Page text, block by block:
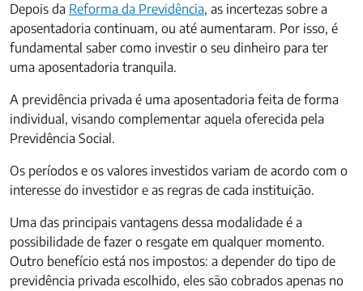
Depois da Reforma da Previdência, as incertezas sobre a
aposentadoria continuam, ou até aumentaram. Por isso, é
fundamental saber como investir o seu dinheiro para ter
uma aposentadoria tranquila.
A previdência privada é uma aposentadoria feita de forma
individual, visando complementar aquela oferecida pela
Previdência Social.
Os períodos e os valores investidos variam de acordo com o
interesse do investidor e as regras de cada instituição.
Uma das principais vantagens dessa modalidade é a
possibilidade de fazer o resgate em qualquer momento.
Outro benefício está nos impostos: a depender do tipo de
previdência privada escolhido, eles são cobrados apenas no